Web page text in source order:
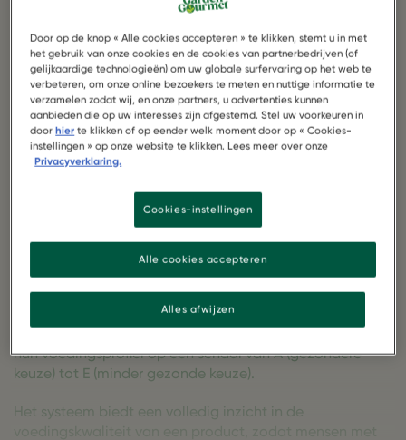
Wat is de Nutri-Score?
What's new
We zijn wat we consumeren en daarom streven we er
voortdurend naar om de voedingswaarde van onze
producten te verbeteren. Wij geloven in transparantie en
wij etiketteren onze verpakkingen met alle ingrediënten
geïnformeerde keuzes kunt maken. Daarnaast hebben
Nutri-Score kwalificatietoegevoegd aan onze
producten
Wat stelt de Nutri-Score voor?
is een kleurgecodeerd voedingsetiket
dat voedingsmiddelen en dranken rangschikt volgens
hun voedingsprofiel op een schaal van A (gezondere
keuze) tot E (minder gezonde keuze).
Het systeem biedt een volledig inzicht in de
Door op de knop « Alle cookies accepteren » te klikken, stemt u in met
het gebruik van onze cookies en de cookies van partnerbedrijven (of
gelijkaardige technologieën) om uw globale surfervaring op het web te
verbeteren, om onze online bezoekers te meten en nuttige informatie te
verzamelen zodat wij, en onze partners, u advertenties kunnen
aanbieden die op uw interesses zijn afgestemd. Stel uw voorkeuren in
doorhier te klikken of op eender welk moment door op « Cookies-
instellingen » op onze website te klikken. Lees meer over onze
Privacyverklaring.
Cookies-instellingen
Alles afwijzen
Alle cookies accepteren